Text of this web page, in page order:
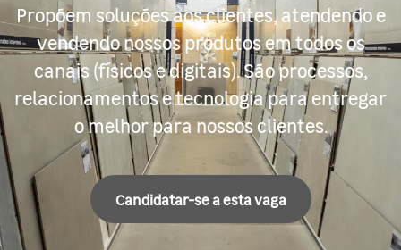
Propõem soluções aos clientes, atendendo e
vendendo nossos produtos em todos os
canais (físicos e digitais). São processos,
relacionamentos e tecnologia para entregar
o melhor para nossos clientes.
Candidatar-se a esta vaga